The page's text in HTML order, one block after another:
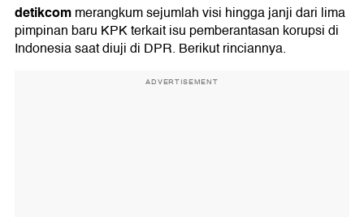
detikcommerangkum sejumlah visi hingga janji dari lima
pimpinan baru KPK terkait isu pemberantasan korupsi di
Indonesia saat diuji di DPR. Berikut rinciannya.
ADVERTISEMENT